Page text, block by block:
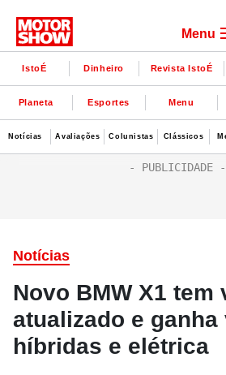
Menu
IstoÉ Dinheiro Revista IstoÉ
Planeta Esportes Menu
Notícias Avaliações Colunistas Clássicos
Notícias
Novo BMW X1 tem
atualizado e ganha
híbridas e elétrica